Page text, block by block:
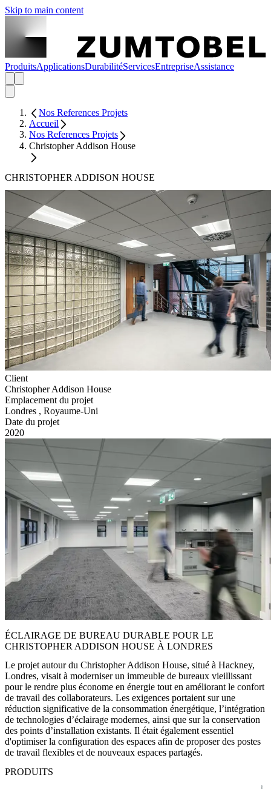
Skip to main content
ProduitsApplicationsDurabilitéServicesEntrepriseAssistance
Nos References Projets
Accueil
Nos References Projets
Christopher Addison House
CHRISTOPHER ADDISON HOUSE
Client
Christopher Addison House
Emplacement du projet
Londres , Royaume-Uni
Date du projet
2020
ÉCLAIRAGE DE BUREAU DURABLE POUR LE
CHRISTOPHER ADDISON HOUSE À LONDRES
Le projet autour du Christopher Addison House, situé à Hackney,
Londres, visait à moderniser un immeuble de bureaux vieillissant
pour le rendre plus économe en énergie tout en améliorant le confort
de travail des collaborateurs. Les exigences portaient sur une
réduction significative de la consommation énergétique, l’intégration
de technologies d’éclairage modernes, ainsi que sur la conservation
des points d’installation existants. Il était également essentiel
d'optimiser la configuration des espaces afin de proposer des postes
de travail flexibles et de nouveaux espaces partagés.
PRODUITS